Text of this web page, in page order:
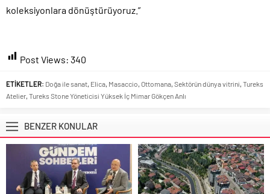
koleksiyonlara dönüştürüyoruz.”
Post Views: 340
ETİKETLER: Doğa ile sanat, Elica, Masaccio, Ottomana, Sektörün dünya vitrini, Tureks
Atelier, Tureks Stone Yöneticisi Yüksek İç Mimar Gökçen Anlı
BENZER KONULAR